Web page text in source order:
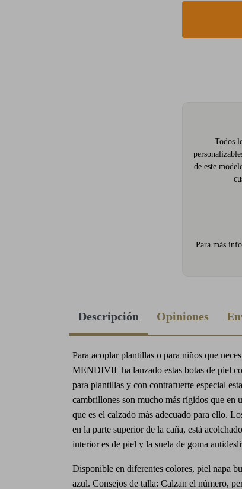
Todos
de este
Para más
Descripción Opiniones
Para acoplar plantillas o para niños que
MENDIVIL ha lanzado estas botas de piel
para plantillas y con contrafuerte especial
cambrillones son mucho más rígidos que en
que es el calzado más adecuado para ello.
en la parte superior de la caña, está
interior es de piel y la suela de goma
Disponible en diferentes colores, piel napa
azul. Consejos de talla: Calzan el número,